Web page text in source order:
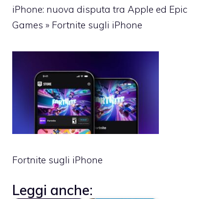
iPhone: nuova disputa tra Apple ed Epic
Games » Fortnite sugli iPhone
Fortnite sugli iPhone
Leggi anche: